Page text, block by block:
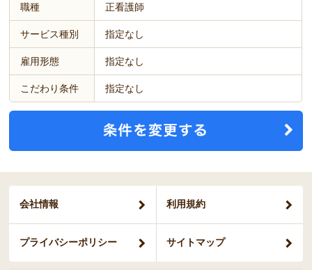
職種 正看護師
サービス種別 指定なし
雇用形態 指定なし
こだわり条件 指定なし
会社情報 利用規約
プライバシーポリシー サイトマップ